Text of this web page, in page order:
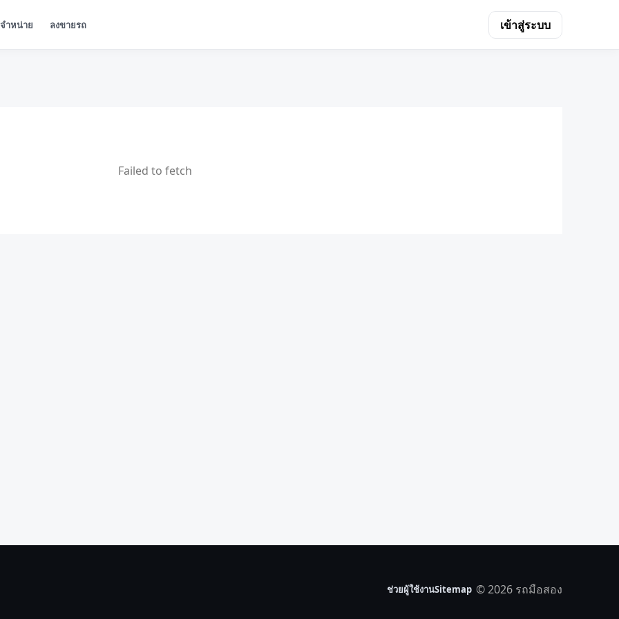
ำหน่าย ลงขายรถ เข้าสู่ระบบ
Failed to fetch
ช่วยผู้ใช้งานSitemap © 2026 รถมือสอง